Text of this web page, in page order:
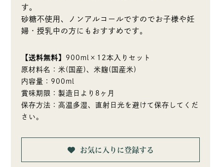
す。
砂糖不使用、ノンアルコールですのでお子様や妊
婦・授乳中の方にもおすすめです。
【送料無料】
900ml×12本入りセット
原材料名：米(国産)、米麹(国産米)
内容量：900ml
賞味期限：製造日より8ヶ月
保存方法：高温多湿、直射日光を避けて保存してくだ
さい。
お気に入りに登録する